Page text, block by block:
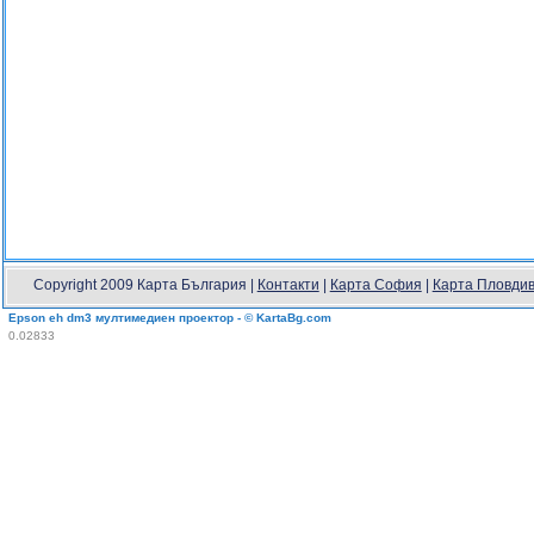
Copyright 2009 Карта България | Контакти Карта София Карта Пловдив
Еpson eh dm3 мултимедиен проектор - © KartaBg.com
0.02833